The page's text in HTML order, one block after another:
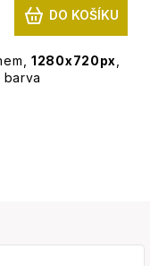
DO KOŠÍKU
1280x720px
barva